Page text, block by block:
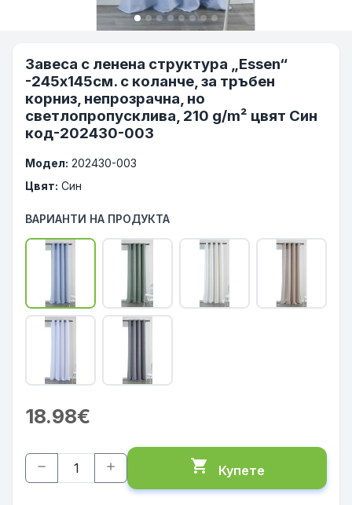
Завеса с ленена структура „Essen“
-245х145см. с коланче, за тръбен
корниз, непрозрачна, но
светлопропусклива, 210 g/m² цвят Син
код-202430-003
Модел: 202430-003
Цвят: Син
ВАРИАНТИ НА ПРОДУКТА
18.98€
remove add shopping_cart Купете